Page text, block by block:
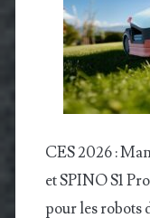
CES 2026 :
et SPINO S1
pour les robots